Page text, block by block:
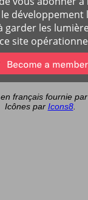
développement
garder les
site
français fournie par
Icônes par Icons8.